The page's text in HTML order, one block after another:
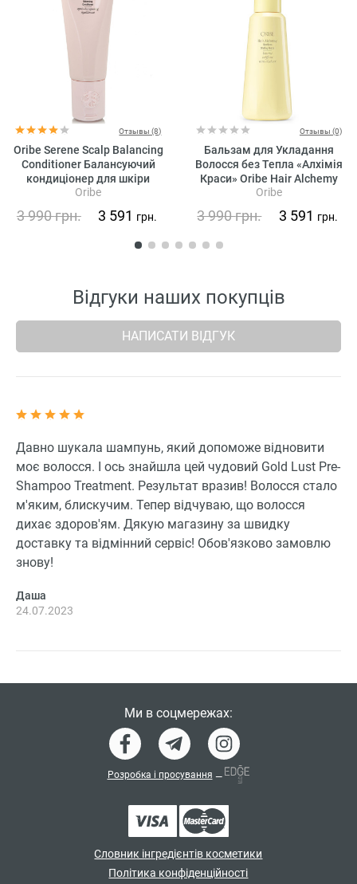
Отзывы (8)
Oribe Serene Scalp Balancing
Conditioner Балансуючий
кондиціонер для шкіри
голови «Справжня гармонія»
Oribe
3 990грн. 3 591 грн.
Отзывы (0)
Бальзам для Укладання
Волосся без Тепла «Алхімія
Краси» Oribe Hair Alchemy
Heatless Styling Balm
Oribe
3 990грн. 3 591 грн.
Відгуки наших покупців
НАПИСАТИ ВІДГУК
Давно шукала шампунь, який допоможе відновити
моє волосся. І ось знайшла цей чудовий Gold Lust Pre-
Shampoo Treatment. Результат вразив! Волосся стало
м'яким, блискучим. Тепер відчуваю, що волосся
дихає здоров'ям. Дякую магазину за швидку
доставку та відмінний сервіс! Обов'язково замовлю
знову!
Даша
24.07.2023
Словник інгредієнтів косметики
Політика конфіденційності
Ми в соцмережах:
Розробка і просування —